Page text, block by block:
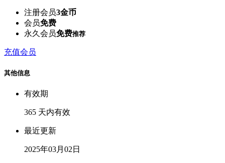
注册会员3金币
会员免费
永久会员免费推荐
充值会员
其他信息
有效期
365 天内有效
最近更新
2025年03月02日